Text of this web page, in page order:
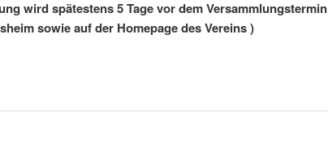
wird spätestens 5 Tage vor dem Versam­mlungs­termin
sowie auf der Homepage des Vereins)